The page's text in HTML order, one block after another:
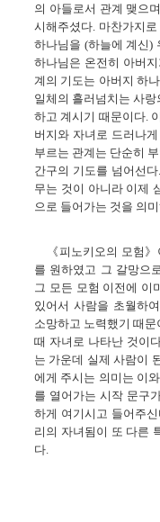
의 아들로서 관계 맺으
시해주셨다. 마찬가지
하나님을 (하늘에 계신)
하나님은 온전히 아버
계의 기도는 아버지 하
일체의 흘러넘치는 사
하고 계시기 때문이다.
버지와 자녀로 드러나
부르는 관계는 단순히
간구의 기도를 넘어선
무는 것이 아니라 이제
으로 들어가는 것을 의
《피노키오의 모험》
를 원하였고 그 갈망으
그 모든 모험 이전에 이
있어서 사람을 초월하
소망하고 노력했기 때
때 자녀로 나타난 것이
는 가운데 실제 사람이
에게 주시는 의미는 이
를 열어가는 시작 문구
하게 여기시고 들어주
리의 자녀됨이 또 다른
다.